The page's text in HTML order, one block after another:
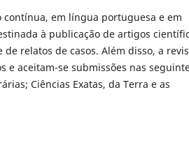
contínua, em língua portuguesa e em
à publicação de artigos
relatos de casos. Além disso, a
e aceitam-se submissões nas
Ciências Exatas, da Terra e as